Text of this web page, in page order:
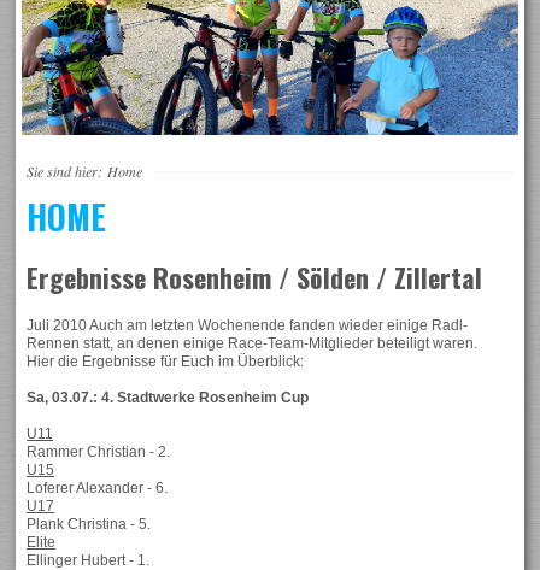
Sie sind hier: Home
HOME
Ergebnisse Rosenheim / Sölden / Zillertal
Juli 2010 Auch am letzten Wochenende fanden wieder einige Radl-
Rennen statt, an denen einige Race-Team-Mitglieder beteiligt waren.
Hier die Ergebnisse für Euch im Überblick:
Sa, 03.07.: 4. Stadtwerke Rosenheim Cup
U11
Rammer Christian - 2.
U15
Loferer Alexander - 6.
U17
Plank Christina - 5.
Elite
Ellinger Hubert - 1.